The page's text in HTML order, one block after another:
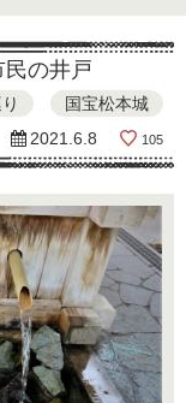
民の井戸
国宝松本城
2021.6.8
105